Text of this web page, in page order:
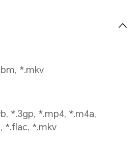
на видео
до 1080P видео